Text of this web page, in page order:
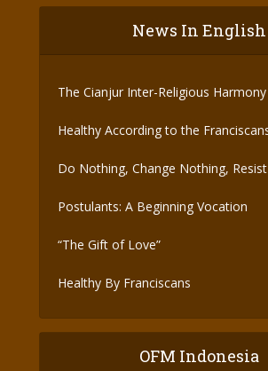
News In English
The Cianjur Inter-Religious
Healthy According to the
Do Nothing, Change Nothing,
Postulants: A Beginning Vocation
“The Gift of Love”
Healthy By Franciscans
OFM Indonesia